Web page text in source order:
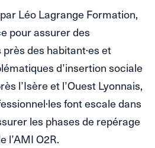
Léo Lagrange Formation,
pour assurer des
des habitant·es et
d’insertion sociale
l’Isère et l’Ouest Lyonnais,
font escale dans
les phases de repérage
l’AMI O2R.